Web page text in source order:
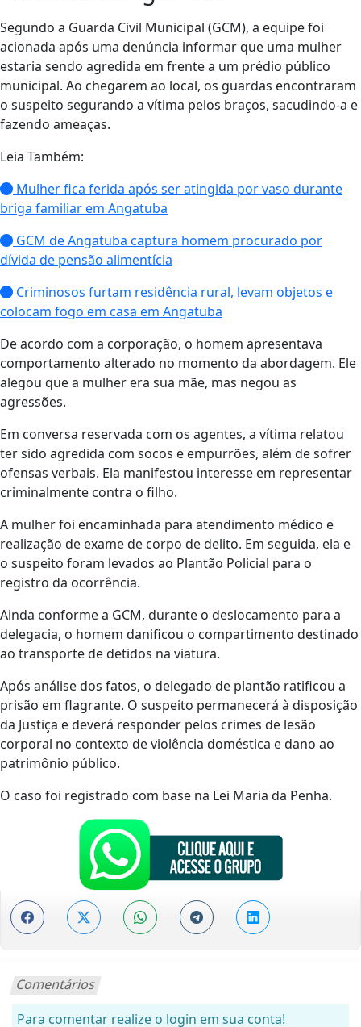
Segundo a Guarda Civil Municipal (GCM), a equipe foi
acionada após uma denúncia informar que uma mulher
estaria sendo agredida em frente a um prédio público
municipal. Ao chegarem ao local, os guardas encontraram
o suspeito segurando a vítima pelos braços, sacudindo-a e
fazendo ameaças.
Leia Também:
Mulher fica ferida após ser atingida por vaso durante
briga familiar em Angatuba
GCM de Angatuba captura homem procurado por
dívida de pensão alimentícia
Criminosos furtam residência rural, levam objetos e
colocam fogo em casa em Angatuba
De acordo com a corporação, o homem apresentava
comportamento alterado no momento da abordagem. Ele
alegou que a mulher era sua mãe, mas negou as
agressões.
Em conversa reservada com os agentes, a vítima relatou
ter sido agredida com socos e empurrões, além de sofrer
ofensas verbais. Ela manifestou interesse em representar
criminalmente contra o filho.
A mulher foi encaminhada para atendimento médico e
realização de exame de corpo de delito. Em seguida, ela e
o suspeito foram levados ao Plantão Policial para o
registro da ocorrência.
Ainda conforme a GCM, durante o deslocamento para a
delegacia, o homem danificou o compartimento destinado
ao transporte de detidos na viatura.
Após análise dos fatos, o delegado de plantão ratificou a
prisão em flagrante. O suspeito permanecerá à disposição
da Justiça e deverá responder pelos crimes de lesão
corporal no contexto de violência doméstica e dano ao
patrimônio público.
O caso foi registrado com base na Lei Maria da Penha.
Comentários
Para comentar realize o login em sua conta!